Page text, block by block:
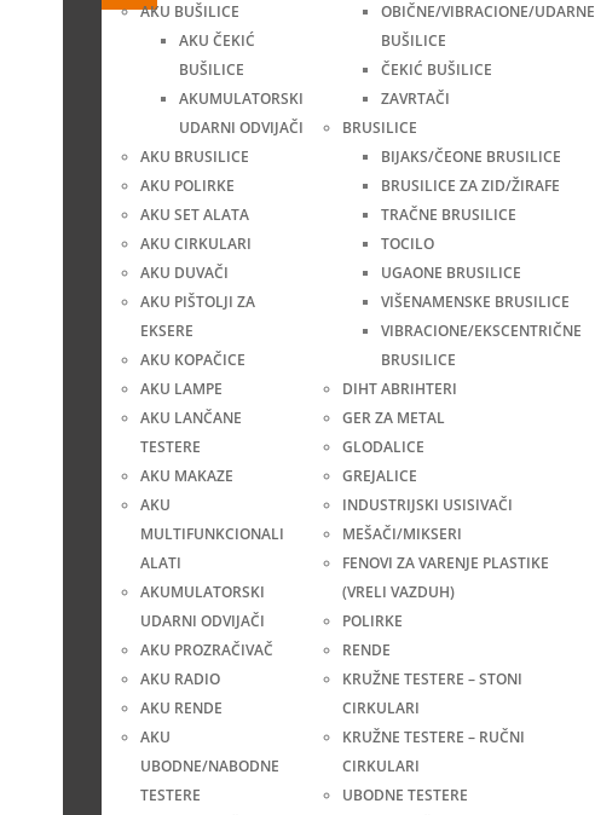
AKU BUŠILICE
AKU ČEKIĆ
BUŠILICE
AKUMULATORSKI
UDARNI ODVIJAČI
AKU BRUSILICE
AKU POLIRKE
AKU SET ALATA
AKU CIRKULARI
AKU DUVAČI
AKU PIŠTOLJI ZA
EKSERE
AKU KOPAČICE
AKU LAMPE
AKU LANČANE
TESTERE
AKU MAKAZE
AKU
MULTIFUNKCIONALI
ALATI
AKUMULATORSKI
UDARNI ODVIJAČI
AKU PROZRAČIVAČ
AKU RADIO
AKU RENDE
AKU
UBODNE/NABODNE
TESTERE
OBIČNE/VIBRACIONE/UDARNE
BUŠILICE
ČEKIĆ BUŠILICE
ZAVRTAČI
BRUSILICE
BIJAKS/ČEONE BRUSILICE
BRUSILICE ZA ZID/ŽIRAFE
TRAČNE BRUSILICE
TOCILO
UGAONE BRUSILICE
VIŠENAMENSKE BRUSILICE
VIBRACIONE/EKSCENTRIČNE
BRUSILICE
DIHT ABRIHTERI
GER ZA METAL
GLODALICE
GREJALICE
INDUSTRIJSKI USISIVAČI
MEŠAČI/MIKSERI
FENOVI ZA VARENJE PLASTIKE
(VRELI VAZDUH)
POLIRKE
RENDE
KRUŽNE TESTERE – STONI
CIRKULARI
KRUŽNE TESTERE – RUČNI
CIRKULARI
UBODNE TESTERE